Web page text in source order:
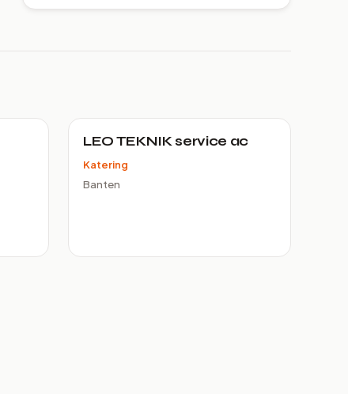
LEO TEKNIK service ac
Katering
Banten